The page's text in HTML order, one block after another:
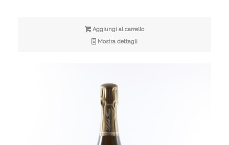
Aggiungi al carrello
Mostra dettagli